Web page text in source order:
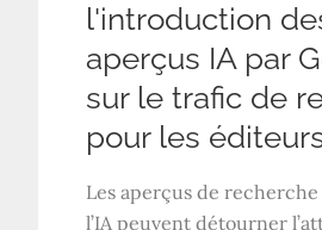
l'introduction
aperçus IA par
sur le trafic de
pour les
Les aperçus de
l’IA peuvent détourner